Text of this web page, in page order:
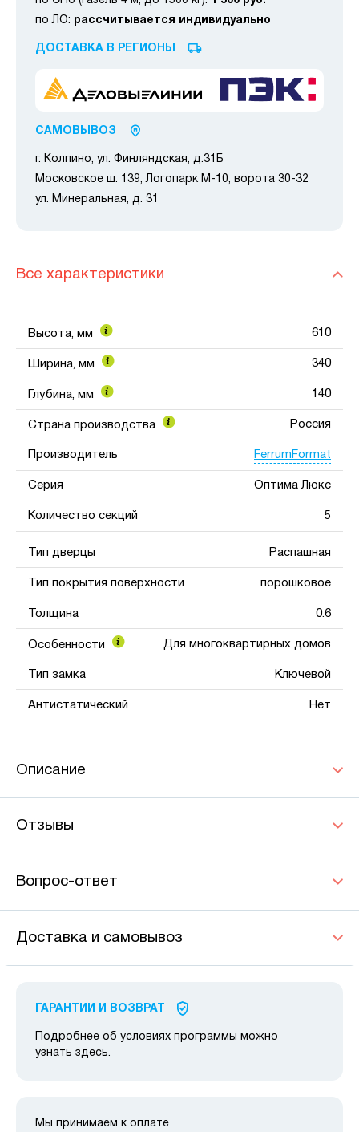
по ЛО: рассчитывается индивидуально
ДОСТАВКА В РЕГИОНЫ
САМОВЫВОЗ
г. Колпино, ул. Финляндская, д.31Б
Московское ш. 139, Логопарк М-10, ворота 30-32
ул. Минеральная, д. 31
Все характеристики
Высота, мм 610
Ширина, мм 340
Глубина, мм 140
Страна производства Россия
Производитель FerrumFormat
Серия Оптима Люкс
Количество секций 5
Тип дверцы Распашная
Тип покрытия поверхности порошковое
Толщина 0.6
Особенности Для многоквартирных домов
Тип замка Ключевой
Антистатический Нет
Описание
Отзывы
Вопрос-ответ
Доставка и самовывоз
ГАРАНТИИ И ВОЗВРАТ
Подробнее об условиях программы можно
узнать здесь.
Мы принимаем к оплате